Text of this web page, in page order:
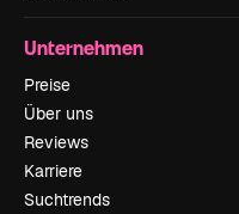
Unternehmen
Preise
Über uns
Reviews
Karriere
Suchtrends